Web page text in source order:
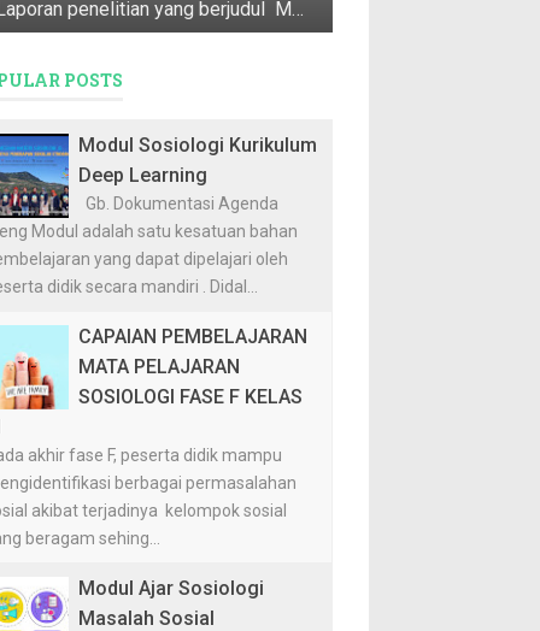
Laporan penelitian yang berjudul Mata Pencaharian Utama, Penyangga, & Pendukung Masyarakat Desa Dasun ini merupakan Program Pendataan D...
POSTS
Modul Sosiologi Kurikulum
Deep Learning
Gb. Dokumentasi Agenda
Modul adalah satu kesatuan bahan
yang dapat dipelajari oleh
didik secara mandiri . Didal...
CAPAIAN PEMBELAJARAN
MATA PELAJARAN
SOSIOLOGI FASE F KELAS
akhir fase F, peserta didik mampu
berbagai permasalahan
akibat terjadinya kelompok sosial
beragam sehing...
Modul Ajar Sosiologi
Masalah Sosial